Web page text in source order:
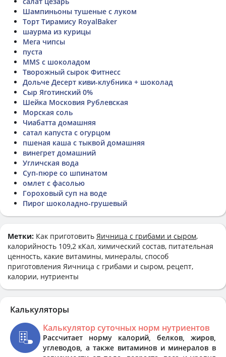
Шампиньоны тушеные с луком
Торт Тирамису RoyalBaker
шаурма из курицы
Мега чипсы
пуста
MMS с шоколадом
Творожный сырок Фитнесс
Дольче Десерт киви-клубника + шоколад
Сыр Яготинский 0%
Шейка Московия Рублевская
Морская соль
Чиабатта домашняя
сатал капуста с огурцом
пшеная каша с тыквой домашняя
винегрет домашний
Угличская вода
Суп-пюре со шпинатом
омлет с фасолью
Гороховый суп на воде
Пирог шоколадно-грушевый
Метки: Как приготовить Яичница с грибами и сыром,
калорийность 109,2 кКал, химический состав, питательная
ценность, какие витамины, минералы, способ
приготовления Яичница с грибами и сыром, рецепт,
калории, нутриенты
Калькуляторы
Калькулятор суточных норм нутриентов
Рассчитает норму калорий, белков, жиров,
углеводов, а также витаминов и минералов в